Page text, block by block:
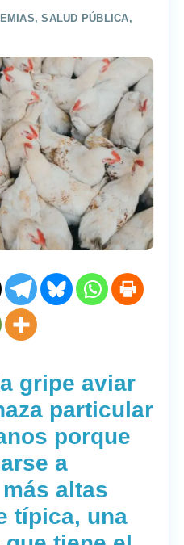
,SALUD PÚBLICA,
gripe aviar
particular
porque
a
altas
típica, una